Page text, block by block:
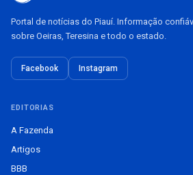
Portal de notícias do Piauí. Informação
sobre Oeiras, Teresina e todo o estado.
Facebook Instagram
EDITORIAS
A Fazenda
Artigos
BBB